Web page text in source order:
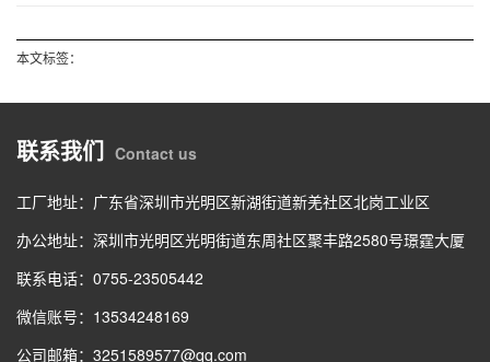
本文标签：
联系我们 Contact us
工厂地址：广东省深圳市光明区新湖街道新羌社区北岗工业区
办公地址：深圳市光明区光明街道东周社区聚丰路2580号璟霆大厦
联系电话：0755-23505442
微信账号：13534248169
公司邮箱：3251589577@qq.com